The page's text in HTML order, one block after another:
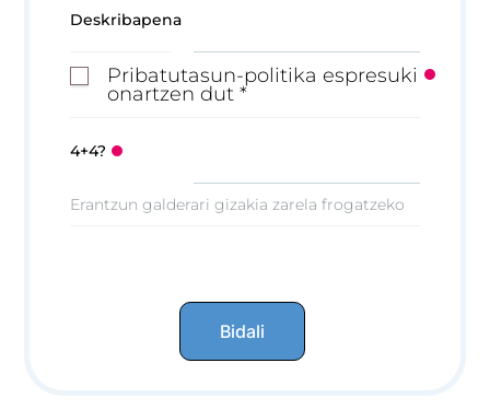
Deskribapena
Pribatutasun-politika espresuki
onartzen dut *
4+4?
Erantzun galderari gizakia zarela frogatzeko
Bidali